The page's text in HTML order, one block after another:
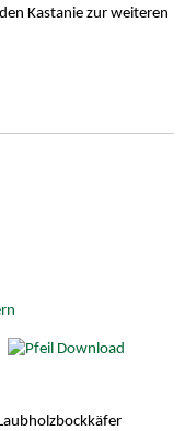
Kastanie zur weiteren
Download